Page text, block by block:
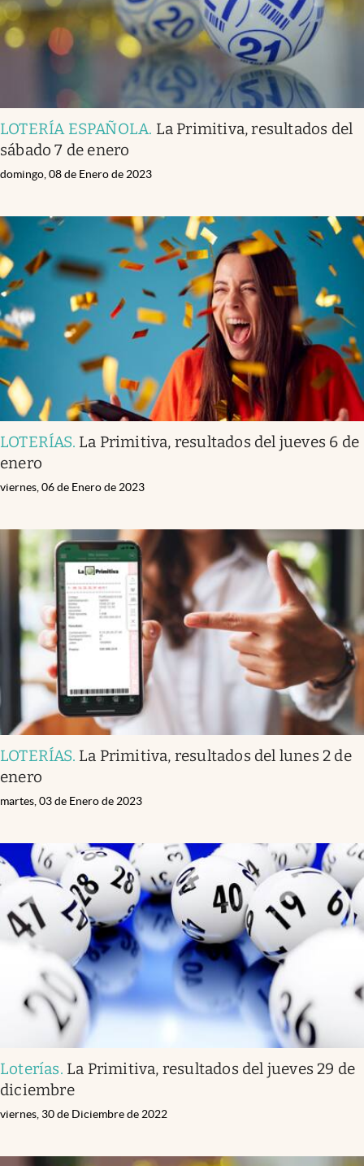
LOTERÍA ESPAÑOLA. La Primitiva, resultados del
sábado 7 de enero
domingo, 08 de Enero de 2023
LOTERÍAS. La Primitiva, resultados del jueves 6 de
enero
viernes, 06 de Enero de 2023
LOTERÍAS. La Primitiva, resultados del lunes 2 de
enero
martes, 03 de Enero de 2023
Loterías. La Primitiva, resultados del jueves 29 de
diciembre
viernes, 30 de Diciembre de 2022